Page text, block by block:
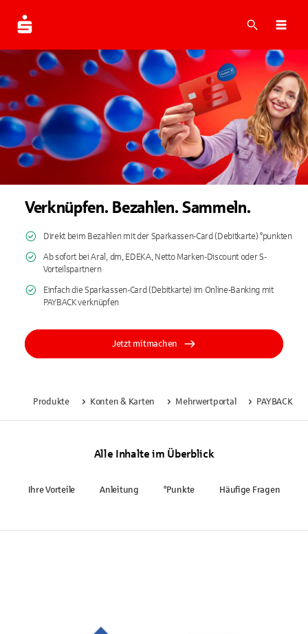
Suche
Verknüpfen. Bezahlen. Sammeln.
Direkt beim Bezahlen mit der Sparkassen-Card (Debitkarte) °punkten
Ab sofort bei Aral, dm, EDEKA, Netto Marken-Discount oder S-
Vorteilspartnern
Einfach die Sparkassen-Card (Debitkarte) im Online-Banking mit
PAYBACK verknüpfen
Jetzt mitmachen
Produkte Konten & Karten Mehrwertportal PAYBACK
Alle Inhalte im Überblick
Ihre Vorteile Anleitung °Punkte Häufige Fragen